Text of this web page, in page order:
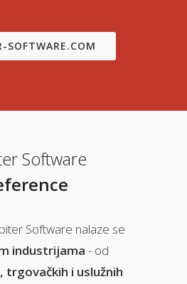
SOFTWARE.COM
Software
Software nalaze se
industrijama - od
trgovačkih i uslužnih